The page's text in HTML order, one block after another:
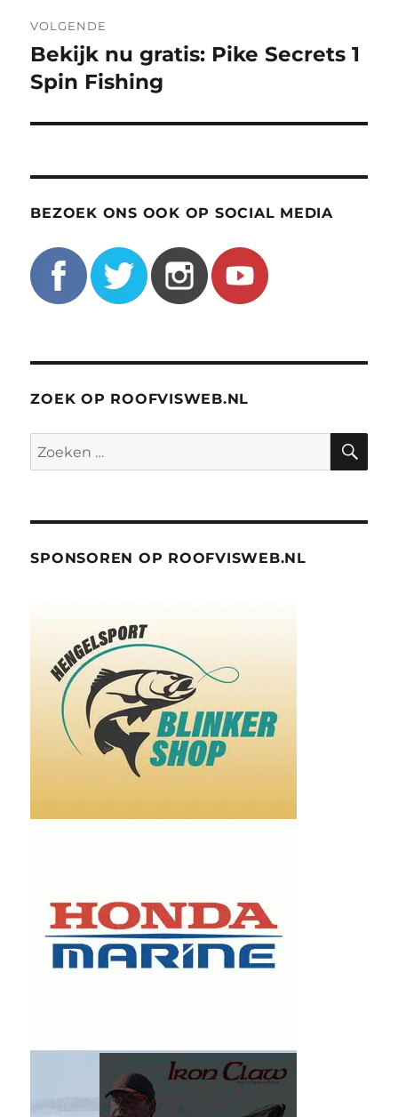
VOLGENDE
Volgend
bericht:
Bekijk nu gratis: Pike Secrets 1
Spin Fishing
BEZOEK ONS OOK OP SOCIAL MEDIA
ZOEK OP ROOFVISWEB.NL
Zoeken
naar:
SPONSOREN OP ROOFVISWEB.NL